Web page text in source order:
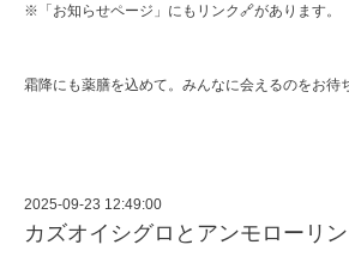
※「お知らせページ」にもリンク🔗があります。
霜降にも薬膳を込めて。みんなに会えるのをお待
2025-09-23 12:49:00
カズオイシグロとアンモローリ